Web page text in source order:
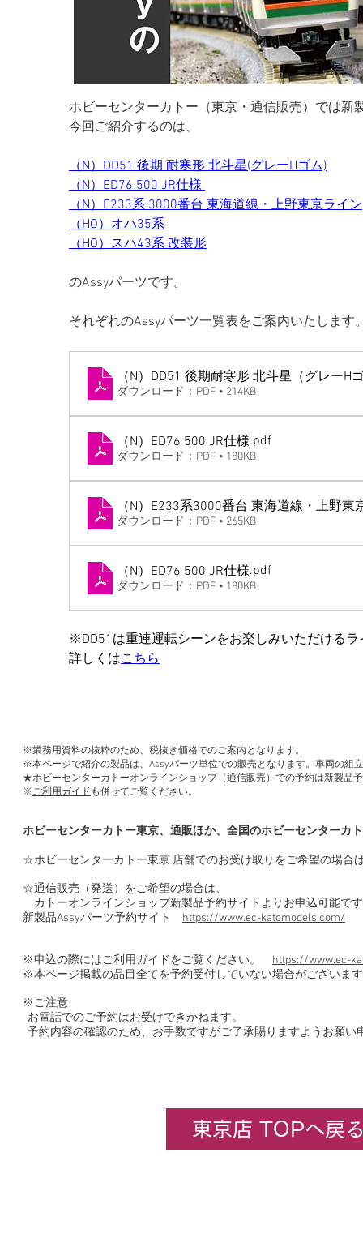
ホビーセンターカトー（東京・通信販売）では新
今回ご紹介するのは、
（N）DD51 後期 耐寒形 北斗星(グレーHゴム)
（N）ED76 500 JR仕様
（N）E233系 3000番台 東海道線・上野東京ライン
（HO）オハ35系
（HO）スハ43系 改装形
のAssyパーツです。
それぞれのAssyパーツ一覧表をご案内いたします
（N）DD51 後期耐寒形 北斗星（グレーH
ダウンロード：PDF • 214KB
（N）ED76 500 JR仕様.pdf
ダウンロード：PDF • 180KB
（N）E233系3000番台 東海道線・上野東
ダウンロード：PDF • 265KB
（N）ED76 500 JR仕様.pdf
ダウンロード：PDF • 180KB
※DD51は重連運転シーンをお楽しみいただける
詳しくはこちら
※業務用資料の抜粋のため、税抜き価格でのご案内となります。
※本ページで紹介の製品は、Assyパーツ単位での販売となります。車両の組
★ホビーセンターカトーオンラインショップ（通信販売）での予約は新製品
※ご利用ガイド も併せてご覧ください。
ホビーセンターカトー東京、通販ほか、全国のホビーセンターカ
☆ホビーセンターカトー東京 店舗でのお受け取りをご希望の場合
☆通信販売（発送）をご希望の場合は、
カトーオンラインショップ新製品予約サイトよりお申込可能で
新製品Assyパーツ予約サイト https://www.ec-katomodels.com/
※申込の際にはご利用ガイドをご覧ください。 https://www.ec-
※本ページ掲載の品目全てを予約受付していない場合がございま
※ご注意
お電話でのご予約はお受けできかねます。
予約内容の確認のため、お手数ですがご了承賜りますようお願い
東京店 TOPへ戻